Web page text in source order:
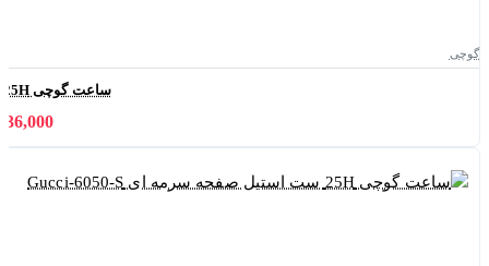
گوچی
ساعت گوچی 25H زنانه استیل صفحه مشکی Gucci-5736-L
11,036,000